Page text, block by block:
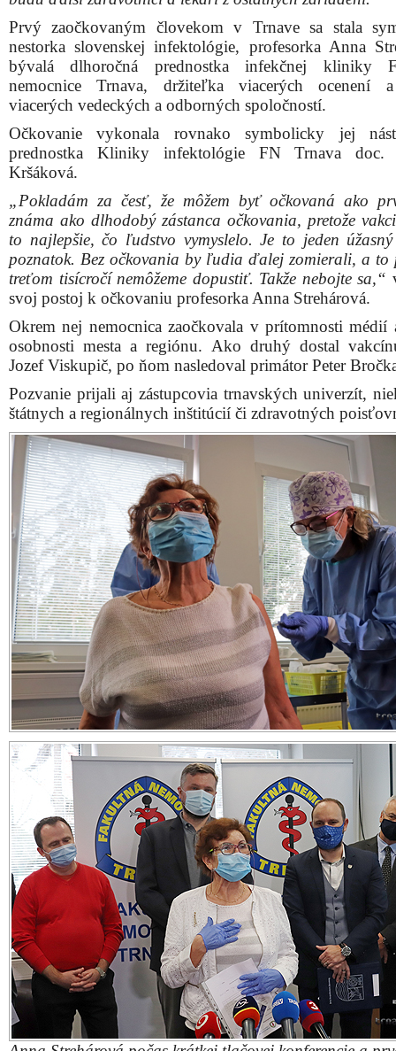
Okrem nej nemocnica zaočkovala v prítomnosti médií
osobnosti mesta a regiónu. Ako druhý dostal
Jozef Viskupič, po ňom nasledoval primátor Peter
Pozvanie prijali aj zástupcovia trnavských univerzít,
štátnych a regionálnych inštitúcií či zdravotných
Anna Strehárová počas krátkej tlačovej konferencie a
zaočkovania proti Covid-19 v Trnave
„Denne pribúdajú tisíce nových prípadov a situácia
Plnia sa lôžka s pozitívnymi pacientami, ktorí majú
ochorenia. Dnes ale vidíme svetlo na konci tunela,
vakcína. Chceme ukázať spoločnosti, aby sa nebála
Som rád, že očkovanie podporili a dnes prijali
mnohé osobnosti Trnavského kraja, a to nielen z
sektora. Patrí im moja vďaka, pretože si myslím, že
situáciu v podobe pandémie dokážeme prekonať len
vyhlásil riaditeľ FN Trnava Vladislav Šrojta.
Fakultná nemocnica Trnava má aktuálne k
dávok vakcíny. Každý týždeň by mali do Trnavy
nové zásoby, aby podľa slov riaditeľa FN nedošlo k
procesu očkovania.